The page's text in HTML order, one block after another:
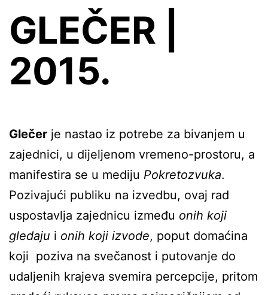
GLEČER |
2015.
Glečer je nastao iz potrebe za bivanjem u
zajednici, u dijeljenom vremeno-prostoru, a
manifestira se u mediju Pokretozvuka.
Pozivajući publiku na izvedbu, ovaj rad
uspostavlja zajednicu između onih koji
gledaju i onih koji izvode, poput domaćina
koji poziva na svečanost i putovanje do
udaljenih krajeva svemira percepcije, pritom